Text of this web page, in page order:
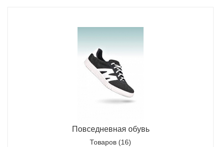
Повседневная обувь
Товаров (16)